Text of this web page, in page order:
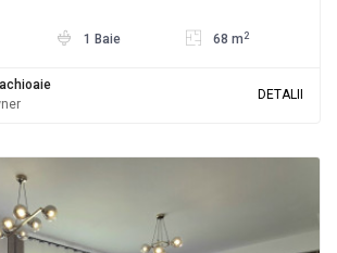
1 Baie 68 m 2
DETALII